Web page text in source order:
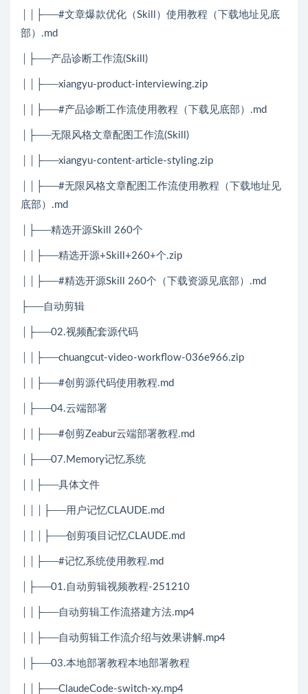
││├──#文章爆款优化（Skill）使用教程（下载地址见底
部）.md
│├──产品诊断工作流(Skill)
││├──xiangyu-product-interviewing.zip
││├──#产品诊断工作流使用教程（下载见底部）.md
│├──无限风格文章配图工作流(Skill)
││├──xiangyu-content-article-styling.zip
││├──#无限风格文章配图工作流使用教程（下载地址见
底部）.md
│├──精选开源Skill 260个
││├──精选开源+Skill+260+个.zip
││├──#精选开源Skill 260个（下载资源见底部）.md
├──自动剪辑
│├──02.视频配套源代码
││├──chuangcut-video-workflow-036e966.zip
││├──#创剪源代码使用教程.md
│├──04.云端部署
││├──#创剪Zeabur云端部署教程.md
│├──07.Memory记忆系统
││├──具体文件
│││├──用户记忆CLAUDE.md
│││├──创剪项目记忆CLAUDE.md
││├──#记忆系统使用教程.md
│├──01.自动剪辑视频教程-251210
││├──自动剪辑工作流搭建方法.mp4
││├──自动剪辑工作流介绍与效果讲解.mp4
│├──03.本地部署教程本地部署教程
││├──ClaudeCode-switch-xy.mp4